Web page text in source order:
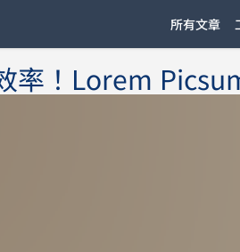
所有文章
率！Lorem